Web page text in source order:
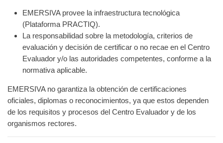
EMERSIVA provee la infraestructura tecnológica
(Plataforma PRACTIQ).
La responsabilidad sobre la metodología, criterios de
evaluación y decisión de certificar o no recae en el Centro
Evaluador y/o las autoridades competentes, conforme a la
normativa aplicable.
EMERSIVA no garantiza la obtención de certificaciones
oficiales, diplomas o reconocimientos, ya que estos dependen
de los requisitos y procesos del Centro Evaluador y de los
organismos rectores.